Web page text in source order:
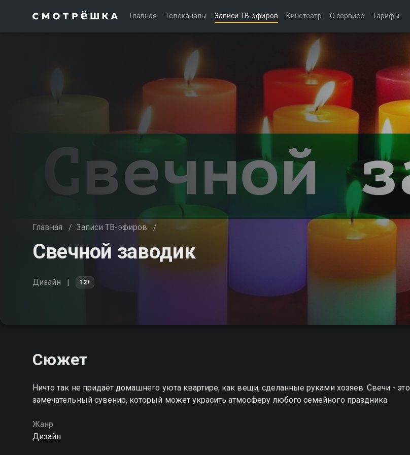
Главная Телеканалы Записи ТВ-эфиров Кинотеатр О сервисе Тарифы
Главная / Записи ТВ-эфиров /
Свечной заводик
Дизайн 12+
Сюжет
Ничто так не придаёт домашнего уюта квартире, как вещи, сделанные руками хозяев. Свечи - это
замечательный сувенир, который может украсить атмосферу любого семейного праздника
Жанр
Дизайн